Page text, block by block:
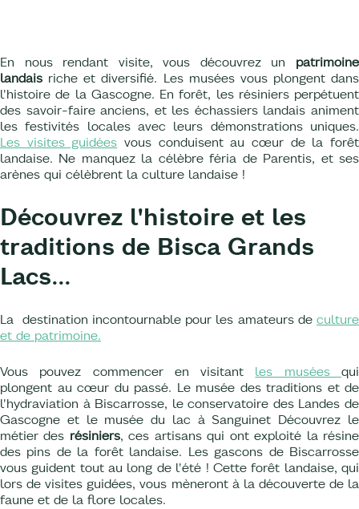
En nous rendant visite, vous découvrez un patrimoine
landais riche et diversifié. Les musées vous plongent dans
l'histoire de la Gascogne. En forêt, les résiniers perpétuent
des savoir-faire anciens, et les échassiers landais animent
les festivités locales avec leurs démonstrations uniques.
Les visites guidées vous conduisent au cœur de la forêt
landaise. Ne manquez la célèbre féria de Parentis, et ses
arènes qui célèbrent la culture landaise !
Découvrez l'histoire et les
traditions de Bisca Grands
Lacs...
La destination incontournable pour les amateurs de culture
et de patrimoine.
Vous pouvez commencer en visitant les muséesqui
plongent au cœur du passé. Le musée des traditions et de
l'hydraviation à Biscarrosse, le conservatoire des Landes de
Gascogne et le musée du lac à Sanguinet Découvrez le
métier des résiniers, ces artisans qui ont exploité la résine
des pins de la forêt landaise. Les gascons de Biscarrosse
vous guident tout au long de l'été ! Cette forêt landaise, qui
lors de visites guidées, vous mèneront à la découverte de la
faune et de la flore locales.